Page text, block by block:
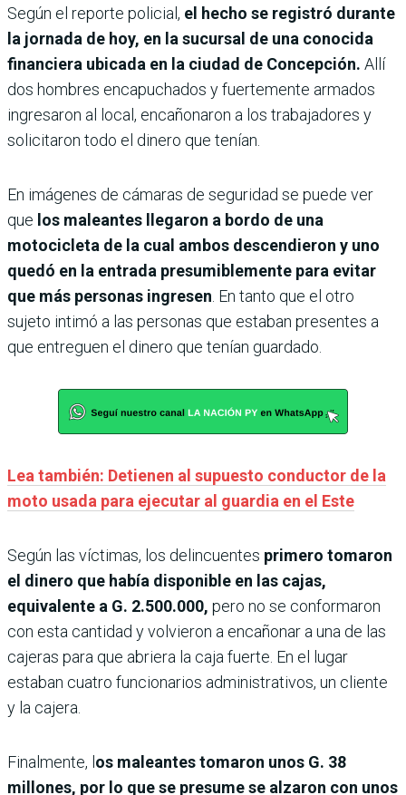
Según el reporte policial, el hecho se registró durante
la jornada de hoy, en la sucursal de una conocida
financiera ubicada en la ciudad de Concepción. Allí
dos hombres encapuchados y fuertemente armados
ingresaron al local, encañonaron a los trabajadores y
solicitaron todo el dinero que tenían.
En imágenes de cámaras de seguridad se puede ver
que los maleantes llegaron a bordo de una
motocicleta de la cual ambos descendieron y uno
quedó en la entrada presumiblemente para evitar
que más personas ingresen. En tanto que el otro
sujeto intimó a las personas que estaban presentes a
que entreguen el dinero que tenían guardado.
Lea también: Detienen al supuesto conductor de la
moto usada para ejecutar al guardia en el Este
Según las víctimas, los delincuentes primero tomaron
el dinero que había disponible en las cajas,
equivalente a G. 2.500.000, pero no se conformaron
con esta cantidad y volvieron a encañonar a una de las
cajeras para que abriera la caja fuerte. En el lugar
estaban cuatro funcionarios administrativos, un cliente
y la cajera.
Finalmente, l os maleantes tomaron unos G. 38
millones, por lo que se presume se alzaron con unos